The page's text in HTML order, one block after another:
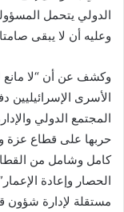
الدولي يتحمل
وعليه أن لا يبقى
وكشف عن أن “لا
الأسرى
المجتمع الدولي
حربها على قطاع عزة
كامل وشامل من
الحصار وإعادة
مستقلة لإدارة شؤون